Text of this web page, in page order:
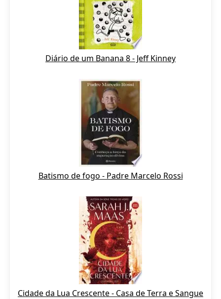
Diário de um Banana 8 - Jeff Kinney
Batismo de fogo - Padre Marcelo Rossi
Cidade da Lua Crescente - Casa de Terra e Sangue